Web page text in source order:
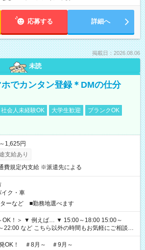
応募する 詳細へ
掲載日：2026.08.06
未読
でカンタン登録＊DMの仕分
社会人未経験OK 大学生歓迎
ブランクOK
1,625円
支給あり
費規定内支給 ※派遣先による
イク・車
ーなど ■勤務地選べます
～18:00 15:00～
外の時間もお気軽にご相談く
発OK！ ＃8月～ ＃9月～